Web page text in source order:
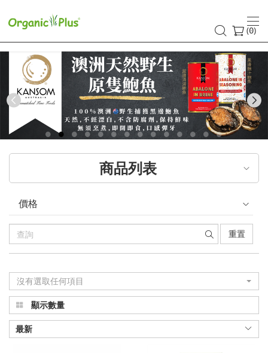
香
港
有
機
食
品
店
嚴
選
歐
美
產
品
真
正
(0)
Previous
商品列表
價格
重置
沒有選取任何項目
顯示數量
最新